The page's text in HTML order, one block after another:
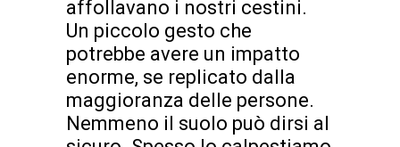
affollavano i nostri cestini.
Un piccolo gesto che
potrebbe avere un impatto
enorme, se replicato dalla
maggioranza delle persone.
Nemmeno il suolo può dirsi al